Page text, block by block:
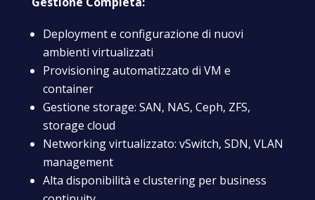
Deployment e configurazione di nuovi
ambienti virtualizzati
Provisioning automatizzato di VM e
container
Gestione storage: SAN, NAS, Ceph, ZFS,
storage cloud
Networking virtualizzato: vSwitch, SDN, VLAN
management
Alta disponibilità e clustering per business